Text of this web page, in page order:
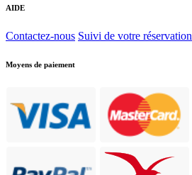
AIDE
Contactez-nous Suivi de votre réservation
Moyens de paiement